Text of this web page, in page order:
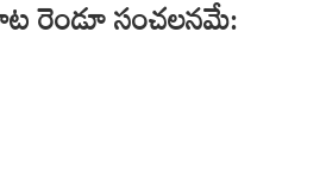
రెండూ సంచలనమే: